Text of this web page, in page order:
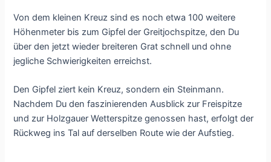
Von dem kleinen Kreuz sind es noch etwa 100 weitere
Höhenmeter bis zum Gipfel der Greitjochspitze, den Du
über den jetzt wieder breiteren Grat schnell und ohne
jegliche Schwierigkeiten erreichst.
Den Gipfel ziert kein Kreuz, sondern ein Steinmann.
Nachdem Du den faszinierenden Ausblick zur Freispitze
und zur Holzgauer Wetterspitze genossen hast, erfolgt der
Rückweg ins Tal auf derselben Route wie der Aufstieg.